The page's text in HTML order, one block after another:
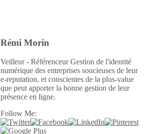
Rémi Morin
Veilleur - Référenceur Gestion de l'identité
numérique des entreprises soucieuses de leur
e-reputation, et conscientes de la plus-value
que peut apporter la bonne gestion de leur
présence en ligne.
Follow Me: